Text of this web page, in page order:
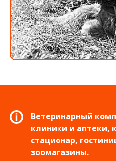
Ветеринарный
клиники и аптеки,
стационар,
зоомагазины.